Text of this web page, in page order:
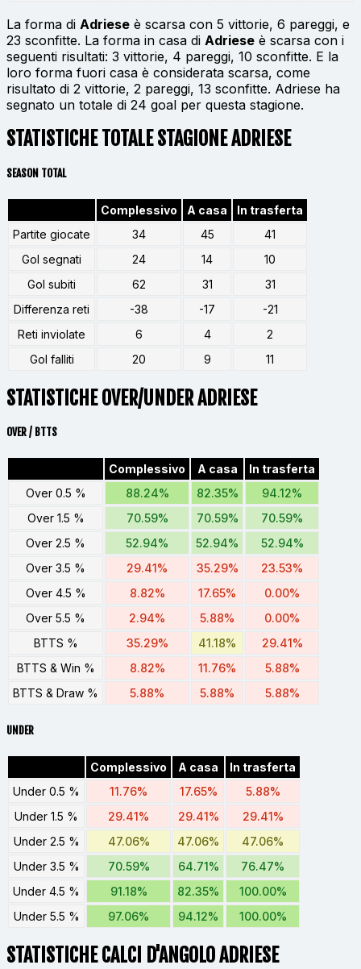
La forma di Adriese è scarsa con 5 vittorie, 6 pareggi, e
23 sconfitte. La forma in casa di Adriese è scarsa con i
seguenti risultati: 3 vittorie, 4 pareggi, 10 sconfitte. E la
loro forma fuori casa è considerata scarsa, come
risultato di 2 vittorie, 2 pareggi, 13 sconfitte. Adriese ha
segnato un totale di 24 goal per questa stagione.
STATISTICHE TOTALE STAGIONE ADRIESE
SEASON TOTAL
Complessivo A casa
In trasferta
Partite giocate
34 45
41
Gol segnati
24 14
10
Gol subiti
62 31
31
Differenza reti
-38 -17
-21
Reti inviolate
6 4
2
Gol falliti
20 9 11
STATISTICHE OVER/UNDER ADRIESE
OVER / BTTS
Complessivo A casa
In trasferta
Over 0.5 %
88.24% 82.35%
94.12%
Over 1.5 %
70.59% 70.59%
70.59%
Over 2.5 %
52.94% 52.94%
52.94%
Over 3.5 %
29.41% 35.29%
23.53%
Over 4.5 %
8.82% 17.65%
0.00%
Over 5.5 %
2.94% 5.88%
0.00%
BTTS %
35.29% 41.18%
29.41%
BTTS & Win %
8.82% 11.76%
5.88%
BTTS & Draw %
5.88% 5.88% 5.88%
UNDER
Complessivo A casa
In trasferta
Under 0.5 %
11.76% 17.65%
5.88%
Under 1.5 %
29.41% 29.41%
29.41%
Under 2.5 %
47.06% 47.06%
47.06%
Under 3.5 %
70.59% 64.71%
76.47%
Under 4.5 %
91.18% 82.35%
100.00%
Under 5.5 %
97.06% 94.12% 100.00%
STATISTICHE CALCI D'ANGOLO ADRIESE